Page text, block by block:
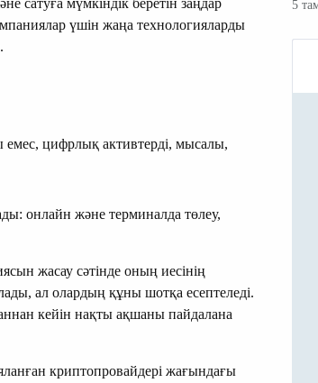
үшін жаңа технологияларды
цифрлық активтерді, мысалы,
онлайн және терминалда төлеу,
жасау сәтінде оның иесінің
ал олардың құны шотқа есептеледі.
кейін нақты ақшаны пайдалана
криптопровайдері жағындағы
5